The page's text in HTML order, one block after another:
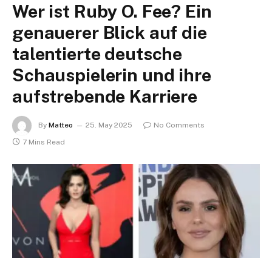
Wer ist Ruby O. Fee? Ein
genauerer Blick auf die
talentierte deutsche
Schauspielerin und ihre
aufstrebende Karriere
By Matteo 25. May 2025
No Comments
7 Mins Read